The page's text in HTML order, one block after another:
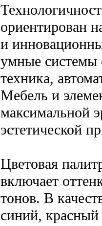
ориентирован
и
умные системы
техника,
Мебель и
максимальной
эстетической
Цветовая
включает
тонов. В
синий,